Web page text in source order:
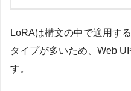
LoRAは構文の中で適用す
タイプが多いため、Web
す。